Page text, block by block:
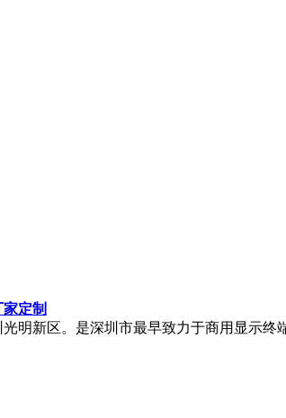
定制
明新区。是深圳市最早致力于商用显示终